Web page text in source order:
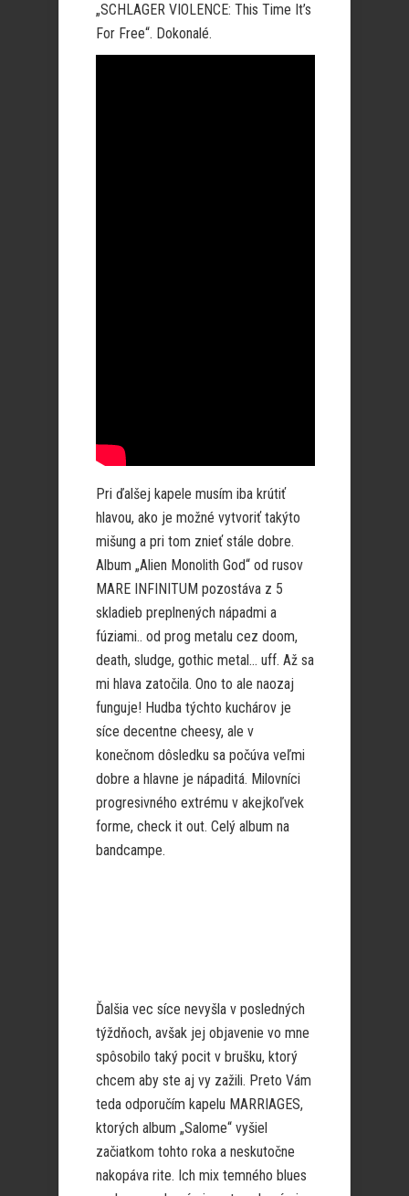
„SCHLAGER VIOLENCE: This Time It’s
For Free“. Dokonalé.
Pri ďalšej kapele musím iba krútiť
hlavou, ako je možné vytvoriť takýto
mišung a pri tom znieť stále dobre.
Album „Alien Monolith God“ od rusov
MARE INFINITUM pozostáva z 5
skladieb preplnených nápadmi a
fúziami.. od prog metalu cez doom,
death, sludge, gothic metal… uff. Až sa
mi hlava zatočila. Ono to ale naozaj
funguje! Hudba týchto kuchárov je
síce decentne cheesy, ale v
konečnom dôsledku sa počúva veľmi
dobre a hlavne je nápaditá. Milovníci
progresivného extrému v akejkoľvek
forme, check it out. Celý album na
bandcampe.
Ďalšia vec síce nevyšla v posledných
týždňoch, avšak jej objavenie vo mne
spôsobilo taký pocit v brušku, ktorý
chcem aby ste aj vy zažili. Preto Vám
teda odporučím kapelu MARRIAGES,
ktorých album „Salome“ vyšiel
začiatkom tohto roka a neskutočne
nakopáva rite. Ich mix temného blues